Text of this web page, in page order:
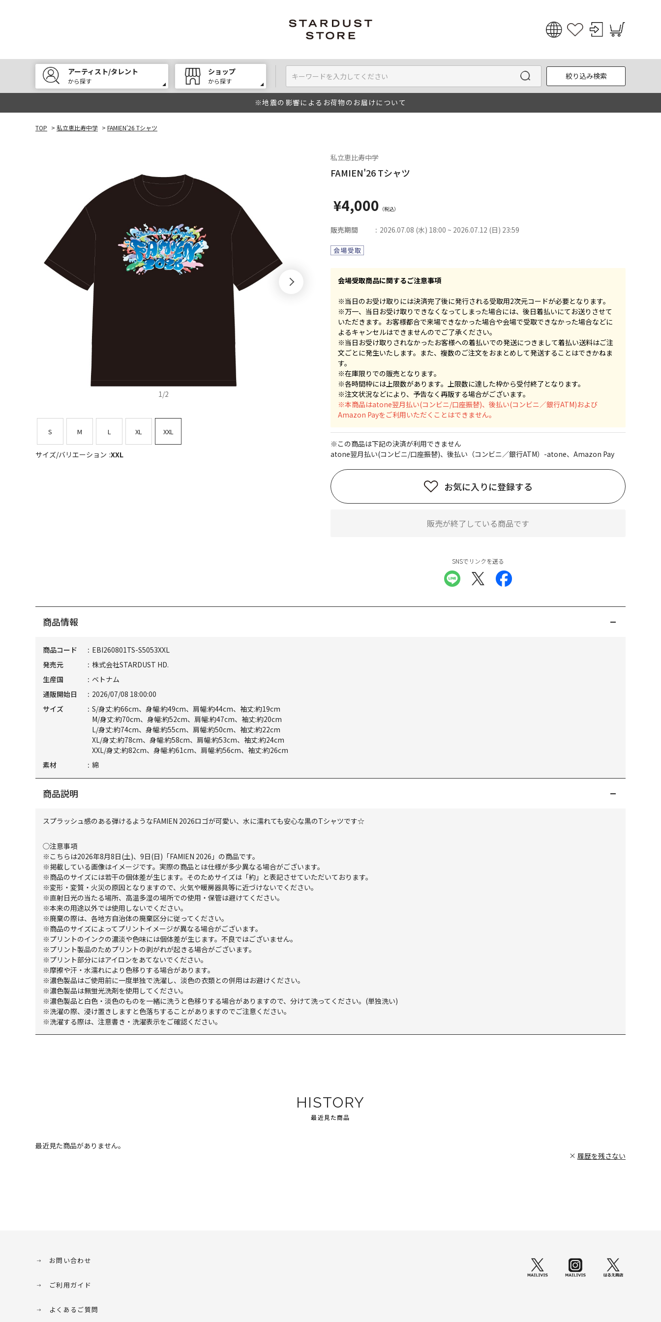
English
한국어
アーティスト/タレント
から探す
ショップ
から探す
絞り込み検索
※地震の影響によるお荷物のお届けについて
TOP > 私立恵比寿中学 > FAMIEN'26 Tシャツ
1/2
S M L XL XXL
サイズ/バリエーション XXL
私立恵比寿中学
FAMIEN'26 Tシャツ
¥4,000
販売期間 2026.07.08 (水) 18:00 ~ 2026.07.12 (日) 23:59
会場受取商品に関するご注意事項
※当日のお受け取りには決済完了後に発行される受取用2次元コードが必要となります。
※万一、当日お受け取りできなくなってしまった場合には、後日着払いにてお送りさせて
いただきます。お客様都合で来場できなかった場合や会場で受取できなかった場合などに
よるキャンセルはできませんのでご了承ください。
※当日お受け取りされなかったお客様への着払いでの発送につきまして着払い送料はご注
文ごとに発生いたします。また、複数のご注文をおまとめして発送することはできかねま
す。
※在庫限りでの販売となります。
※各時間枠には上限数があります。上限数に達した枠から受付終了となります。
※注文状況などにより、予告なく再販する場合がございます。
※本商品はatone翌月払い(コンビニ/口座振替)、後払い(コンビニ／銀行ATM)および
Amazon Payをご利用いただくことはできません。
※この商品は下記の決済が利用できません
atone翌月払い(コンビニ/口座振替)、後払い（コンビニ／銀行ATM）-atone、Amazon Pay
お気に入りに登録する
販売が終了している商品です
SNSでリンクを送る
商品情報
商品コード
EBI260801TS-S5053XXL
発売元
株式会社STARDUST HD.
生産国
ベトナム
通販開始日
2026/07/08 18:00:00
サイズ
S/身丈:約66cm、身幅:約49cm、肩幅:約44cm、袖丈:約19cm
M/身丈:約70cm、身幅:約52cm、肩幅:約47cm、袖丈:約20cm
L/身丈:約74cm、身幅:約55cm、肩幅:約50cm、袖丈:約22cm
XL/身丈:約78cm、身幅:約58cm、肩幅:約53cm、袖丈:約24cm
XXL/身丈:約82cm、身幅:約61cm、肩幅:約56cm、袖丈:約26cm
素材
綿
商品説明
スプラッシュ感のある弾けるようなFAMIEN 2026ロゴが可愛い、水に濡れても安心な黒のTシャツです☆
◯注意事項
※こちらは2026年8月8日(土)、9日(日)「FAMIEN 2026」の商品です。
※掲載している画像はイメージです。実際の商品とは仕様が多少異なる場合がございます。
※商品のサイズには若干の個体差が生じます。そのためサイズは「約」と表記させていただいております。
※変形・変質・火災の原因となりますので、火気や暖房器具等に近づけないでください。
※直射日光の当たる場所、高温多湿の場所での使用・保管は避けてください。
※本来の用途以外では使用しないでください。
※廃棄の際は、各地方自治体の廃棄区分に従ってください。
※商品のサイズによってプリントイメージが異なる場合がございます。
※プリントのインクの濃淡や色味には個体差が生じます。不良ではございません。
※プリント製品のためプリントの剥がれが起きる場合がございます。
※プリント部分にはアイロンをあてないでください。
※摩擦や汗・水濡れにより色移りする場合があります。
※濃色製品はご使用前に一度単独で洗濯し、淡色の衣類との併用はお避けください。
※濃色製品は無蛍光洗剤を使用してください。
※濃色製品と白色・淡色のものを一緒に洗うと色移りする場合がありますので、分けて洗ってください。(単独洗い)
※洗濯の際、浸け置きしますと色落ちすることがありますのでご注意ください。
※洗濯する際は、注意書き・洗濯表示をご確認ください。
HISTORY
最近見た商品
最近見た商品がありません。
履歴を残さない
お問い合わせ
ご利用ガイド
よくあるご質問